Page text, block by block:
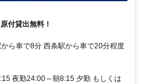
付貸出無料！
市駅から車で8分 西条駅から車で20分程度
夜勤24:00～朝8:15 夕勤 もしくは